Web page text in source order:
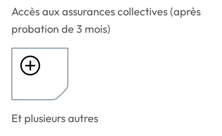
Accès aux assurances collectives (après
probation de 3 mois)
Et plusieurs autres